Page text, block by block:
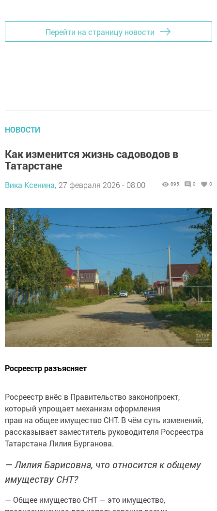
Перейти на страницу новости
НОВОСТИ
Как изменится жизнь садоводов в
Татарстане
Вика Ксенина, 27 февраля 2026 - 08:00 895 0 0
Росреестр разъясняет
Росреестр внёс в Правительство законопроект,
который упрощает механизм оформления
прав на общее имущество СНТ. В чём суть изменений,
рассказывает заместитель руководителя Росреестра
Татарстана Лилия Бурганова.
— Лилия Барисовна, что относится к общему
имуществу СНТ?
— Общее имущество СНТ — это имущество,